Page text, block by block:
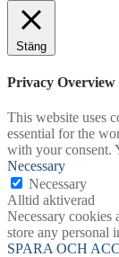
Stäng
Privacy Overview
This website uses
essential for the
with your consent.
Necessary
Necessary
Alltid aktiverad
Necessary cookies
store any personal
SPARA OCH